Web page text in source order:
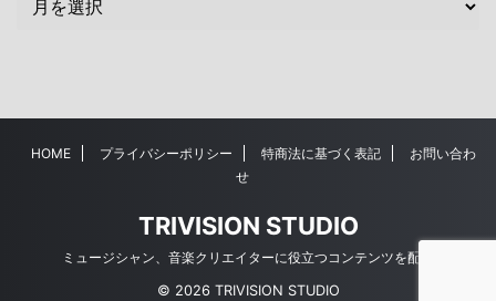
HOME プライバシーポリシー 特商法に基づく表記
お問い合わ
せ
TRIVISION STUDIO
ミュージシャン、音楽クリエイターに役立つコンテンツを配信
© 2026 TRIVISION STUDIO